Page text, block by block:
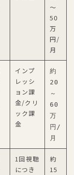
～
50
万
円/
月
インプ
レッシ
ョン課
金/クリ
ック課
金
約
20
～
60
万
円/
月
1回視聴
につき
約
15